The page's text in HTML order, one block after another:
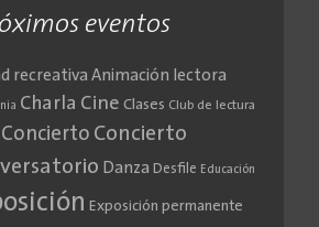
eventos
recreativa Animación lectora
Charla Cine Clases Club de lectura
Concierto Concierto
Danza Desfile Educación
Exposición permanente